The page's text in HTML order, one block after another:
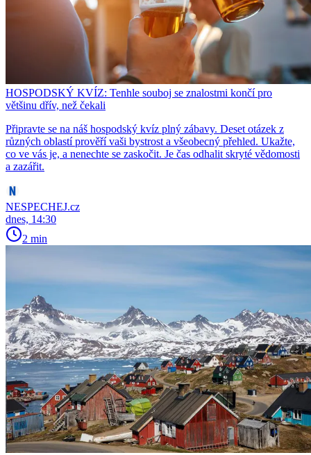
HOSPODSKÝ KVÍZ: Tenhle souboj se znalostmi končí pro
většinu dřív, než čekali
Připravte se na náš hospodský kvíz plný zábavy. Deset otázek z
různých oblastí prověří vaši bystrost a všeobecný přehled. Ukažte,
co ve vás je, a nenechte se zaskočit. Je čas odhalit skryté vědomosti
a zazářit.
NESPECHEJ.cz
dnes, 14:30
2 min